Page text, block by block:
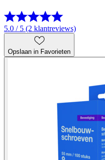
5.0 / 5 (2 klantreviews)
Opslaan in Favorieten